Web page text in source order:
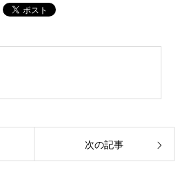
次の記事